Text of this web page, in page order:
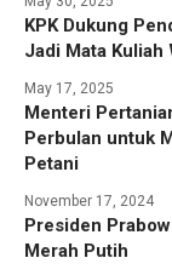
KPK Dukung
Jadi Mata Kuliah
May 17, 2025
Menteri
Perbulan untuk
Petani
November 17, 2024
Presiden
Merah Putih